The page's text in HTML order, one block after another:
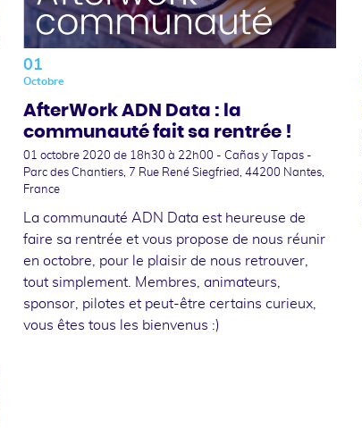
01
Octobre
AfterWork ADN Data : la
communauté fait sa rentrée !
01 octobre 2020 de 18h30 à 22h00 - Cañas y Tapas -
Parc des Chantiers, 7 Rue René Siegfried, 44200 Nantes,
France
La communauté ADN Data est heureuse de
faire sa rentrée et vous propose de nous réunir
en octobre, pour le plaisir de nous retrouver,
tout simplement. Membres, animateurs,
sponsor, pilotes et peut-être certains curieux,
vous êtes tous les bienvenus :)